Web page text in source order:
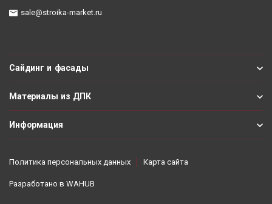
sale@stroika-market.ru
Сайдинг и фасады
Материалы из ДПК
Информация
Политика персональных данных Карта сайта
Разработано в WAHUB